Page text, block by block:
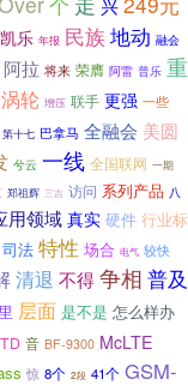
凯乐 年报 民族地动 融会
阿拉 将来 荣膺 阿雷 普乐 重
涡轮 增压 联手 更强 一些
第十七 巴拿马 全融会 美圆
兮云 一线 全国联网 一期
郑祖辉 三吉 访问 系列产品 八
用领域 真实 硬件 行业标
司法 特性 场合 电气 较快
清退 不得争相 普及
层面 是不是 怎么样办
音 BF-9300 McLTE
惊 8个 2段 41个 GSM-